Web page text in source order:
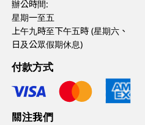
辦公時間:
星期一至五
上午九時至下午五時 (星期六、
日及公眾假期休息)
付款方式
關注我們